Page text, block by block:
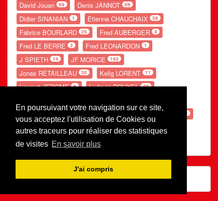
En poursuivant votre navigation sur ce site,
vous acceptez l'utilisation de Cookies ou
autres traceurs pour réaliser des statistiques
de visites En savoir plus
J'ai compris
David Jouan 69 Denis JANNOT 89
Didier SINANIAN 1 Etienne CHAUCHAIX 58
Fabrice BOURLARD 25 Fred AUBERGER 4
Fred LE BERRE 2 Fred LEONARDON 1
J SPIETH 14 JF MORICE 192
Jonas RETAILLEAU 30 Kelig LORENT 11
Laurent JEROME 6 Ludovic ROUXEL 48
Ronan POUPON S LEBE Théo POTIER 54
Valentin PERRE Valerie AUGOT 29
Xavier Gauthier
© Rugby Club Redonnais | Archives 2007-2023